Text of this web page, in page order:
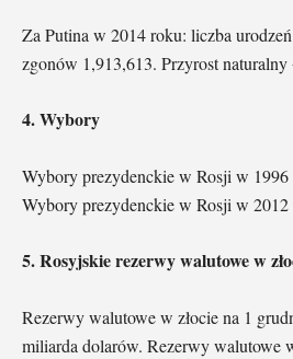
Za Putina w 2014 roku: liczba
zgonów 1,913,613. Przyrost naturalny
4. Wybory
Wybory prezydenckie w Rosji w
Wybory prezydenckie w Rosji w
5. Rosyjskie rezerwy walutowe w
Rezerwy walutowe w złocie na 1
miliarda dolarów. Rezerwy walutowe